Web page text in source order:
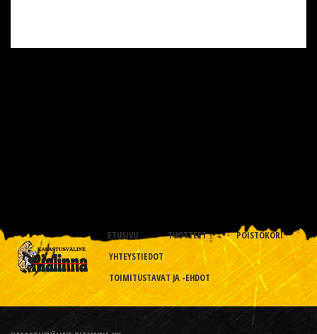
ETUSIVU TUOTTEET
POISTOKORI
YHTEYSTIEDOT
TOIMITUSTAVAT JA -EHDOT